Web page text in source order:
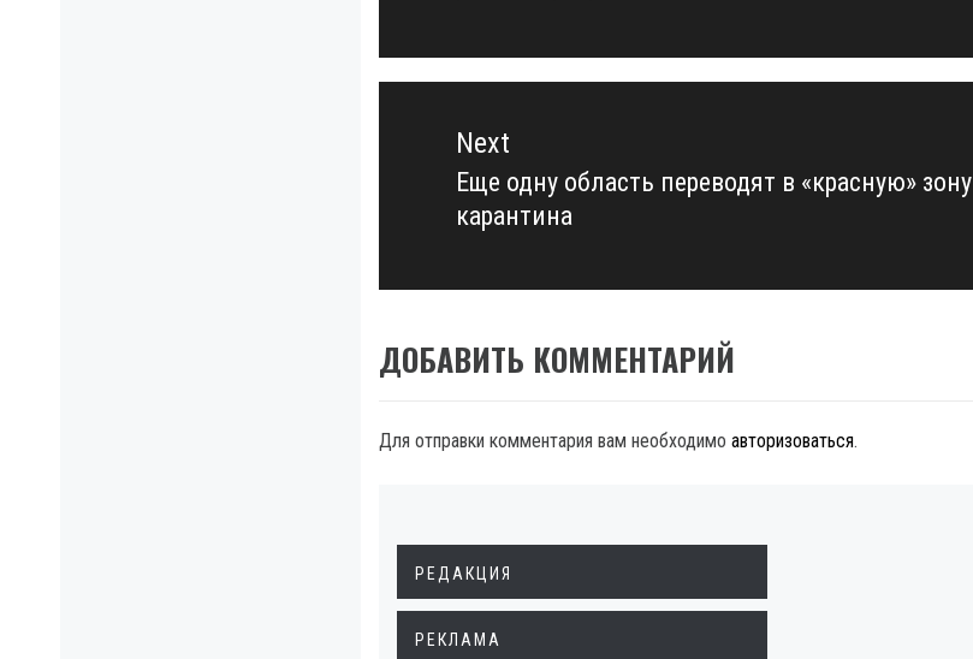
Next
Next
post:
Еще одну область переводят в «красную» зону
карантина
ДОБАВИТЬ КОММЕНТАРИЙ
Для отправки комментария вам необходимо авторизоваться.
РЕДАКЦИЯ
РЕКЛАМА